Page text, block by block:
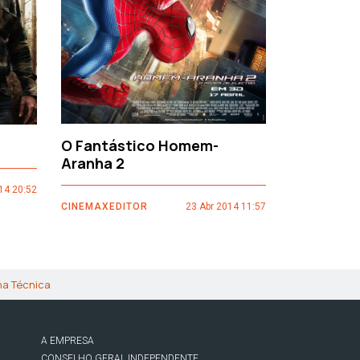
20:52
O Fantástico Homem-
Aranha 2
CINEMAXEDITOR 23 Abr 2014 11:57
Técnica
A EMPRESA